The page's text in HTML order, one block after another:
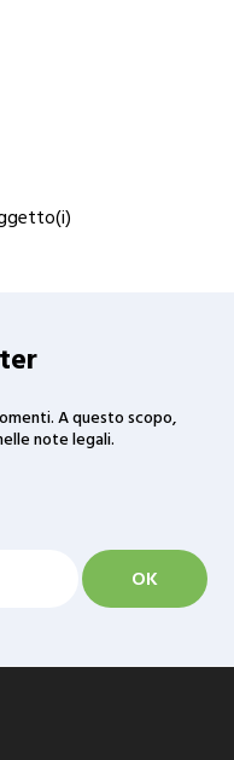
A questo scopo,
note legali.